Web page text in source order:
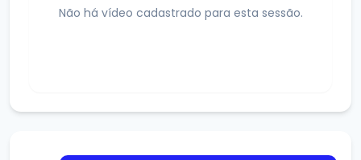
Não há vídeo cadastrado para esta sessão.